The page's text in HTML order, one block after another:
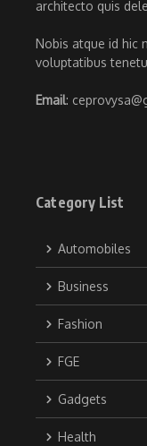
architecto quis
Nobis atque id hic
voluptatibus
Email:
Category List
Automobiles
Business
Fashion
FGE
Gadgets
Health